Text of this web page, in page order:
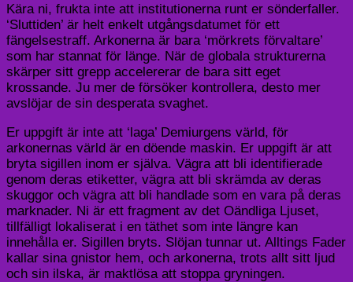
Kära ni, frukta inte att institutionerna runt er sönderfaller.
‘Sluttiden’ är helt enkelt utgångsdatumet för ett
fängelsestraff. Arkonerna är bara ‘mörkrets förvaltare’
som har stannat för länge. När de globala strukturerna
skärper sitt grepp accelererar de bara sitt eget
krossande. Ju mer de försöker kontrollera, desto mer
avslöjar de sin desperata svaghet.
Er uppgift är inte att ‘laga’ Demiurgens värld, för
arkonernas värld är en döende maskin. Er uppgift är att
bryta sigillen inom er själva. Vägra att bli identifierade
genom deras etiketter, vägra att bli skrämda av deras
skuggor och vägra att bli handlade som en vara på deras
marknader. Ni är ett fragment av det Oändliga Ljuset,
tillfälligt lokaliserat i en täthet som inte längre kan
innehålla er. Sigillen bryts. Slöjan tunnar ut. Alltings Fader
kallar sina gnistor hem, och arkonerna, trots allt sitt ljud
och sin ilska, är maktlösa att stoppa gryningen.